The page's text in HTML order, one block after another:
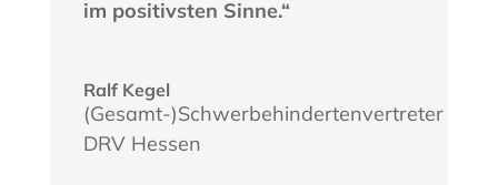
im positivsten Sinne.“
Ralf Kegel
(Gesamt-)Schwerbehindertenvertreter
DRV Hessen